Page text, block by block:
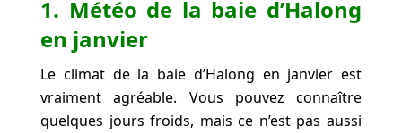
1. Météo de la baie d’Halong
en janvier
Le climat de la baie d’Halong en janvier est
vraiment agréable. Vous pouvez connaître
quelques jours froids, mais ce n’est pas aussi